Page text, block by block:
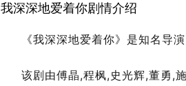
我深深地爱着你剧情介绍
《我深深地爱着你》是知名导
该剧由傅晶,程枫,史光辉,董勇,